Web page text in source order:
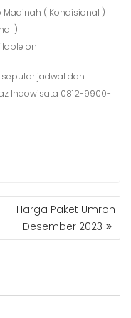
Madinah ( Kondisional )
)
on
jadwal dan
Indowisata 0812-9900-
Harga Paket Umroh
Desember 2023